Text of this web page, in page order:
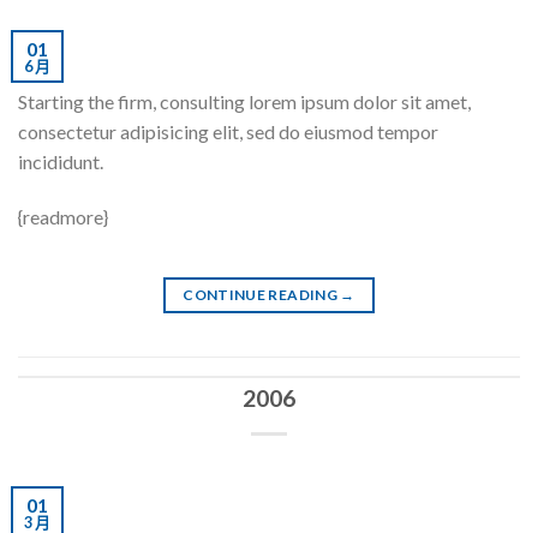
01
6 月
Starting the firm, consulting lorem ipsum dolor sit amet,
consectetur adipisicing elit, sed do eiusmod tempor
incididunt.
{readmore}
CONTINUE READING →
2006
01
3 月